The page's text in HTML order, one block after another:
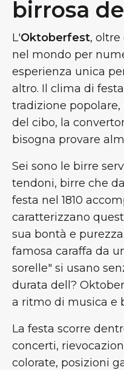
birrosa
L'Oktoberfest, oltre
nel mondo per
esperienza unica
altro. Il clima di
tradizione
del cibo, la
bisogna provare
Sei sono le birre
tendoni, birre che
festa nel 1810
caratterizzano
sua bontà e
famosa caraffa da
sorelle" si usano
durata dell?
a ritmo di musica e
La festa scorre
concerti,
colorate, posizioni